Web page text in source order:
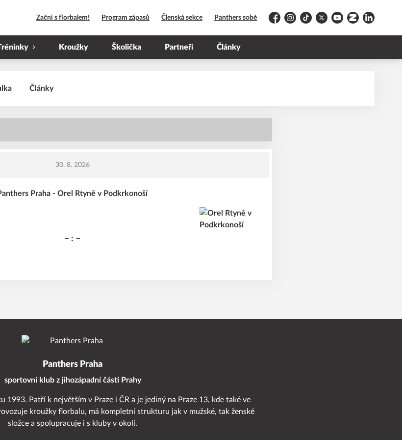
Začni s florbalem! Program zápasů Členská sekce Panthers sobě
FacebookInstagram
TikTokPlatform X
YouTubeZoneramaLinkedIn
Kroužky Školička Partneři Články
Články
30. 8. 2026
Praha - Orel Rtyně v Podkrkonoší
– : –
Panthers Praha
sportovní klub z jihozápadní části Prahy
1993. Patří k největším v Praze i ČR a je jediný na Praze 13, kde také ve
kroužky florbalu, má kompletní strukturu jak v mužské, tak ženské
složce a spolupracuje i s kluby v okolí.